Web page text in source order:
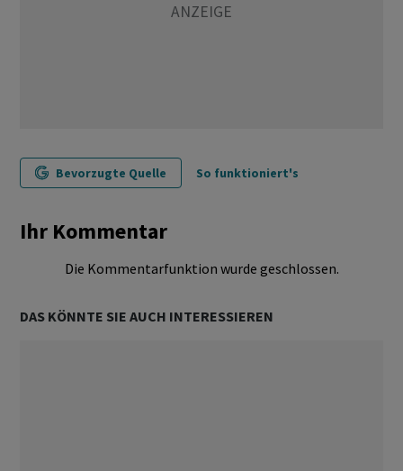
Bevorzugte Quelle So funktioniert's
Ihr Kommentar
Die Kommentarfunktion wurde geschlossen.
DAS KÖNNTE SIE AUCH INTERESSIEREN